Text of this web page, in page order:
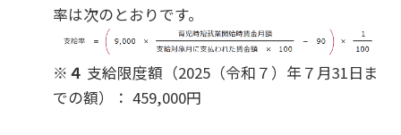
率は次のとおりです。
※４ 支給限度額（2025（令和７）年７月31日ま
での額）： 459,000円